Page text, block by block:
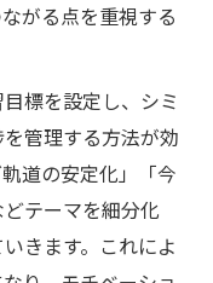
がる点を重視する
標を設定し、シミ
管理する方法が効
道の安定化」「今
テーマを細分化
きます。これによ